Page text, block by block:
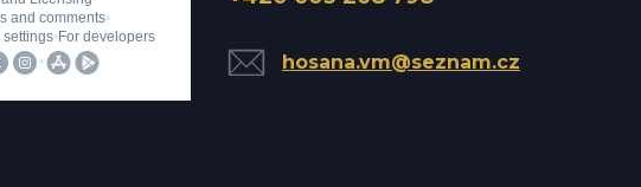
hosana.vm@seznam.cz